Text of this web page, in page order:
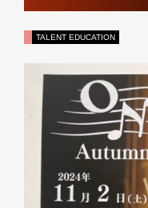
TALENT EDUCATION